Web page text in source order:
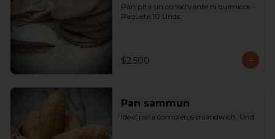
Pan pita sin conservante ni químicos -
Paquete 10 Unds.
$2.500
Pan sammun
Ideal para completos o sándwich. Und.